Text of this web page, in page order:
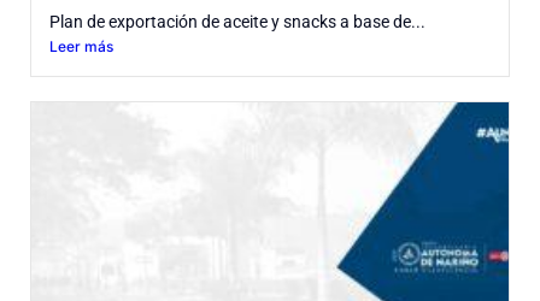
Plan de exportación de aceite y snacks a base de...
Leer más